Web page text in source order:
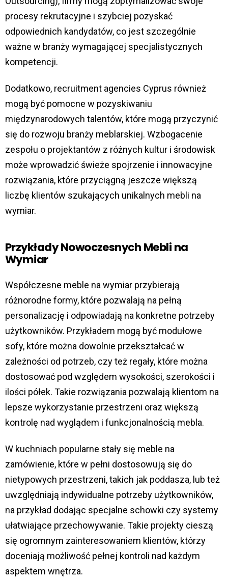
procesy rekrutacyjne i szybciej pozyskać
odpowiednich kandydatów, co jest szczególnie
ważne w branży wymagającej specjalistycznych
kompetencji.
Dodatkowo, recruitment agencies Cyprus również
mogą być pomocne w pozyskiwaniu
międzynarodowych talentów, które mogą przyczynić
się do rozwoju branży meblarskiej. Wzbogacenie
zespołu o projektantów z różnych kultur i środowisk
może wprowadzić świeże spojrzenie i innowacyjne
rozwiązania, które przyciągną jeszcze większą
liczbę klientów szukających unikalnych mebli na
wymiar.
Przykłady Nowoczesnych Mebli na
Wymiar
Współczesne meble na wymiar przybierają
różnorodne formy, które pozwalają na pełną
personalizację i odpowiadają na konkretne potrzeby
użytkowników. Przykładem mogą być modułowe
sofy, które można dowolnie przekształcać w
zależności od potrzeb, czy też regały, które można
dostosować pod względem wysokości, szerokości i
ilości półek. Takie rozwiązania pozwalają klientom na
lepsze wykorzystanie przestrzeni oraz większą
kontrolę nad wyglądem i funkcjonalnością mebla.
W kuchniach popularne stały się meble na
zamówienie, które w pełni dostosowują się do
nietypowych przestrzeni, takich jak poddasza, lub też
uwzględniają indywidualne potrzeby użytkowników,
na przykład dodając specjalne schowki czy systemy
ułatwiające przechowywanie. Takie projekty cieszą
się ogromnym zainteresowaniem klientów, którzy
doceniają możliwość pełnej kontroli nad każdym
aspektem wnętrza.